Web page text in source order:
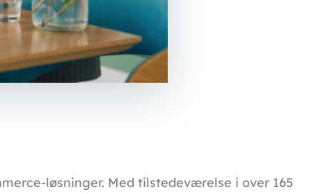
løsninger. Med tilstedeværelse i over 165